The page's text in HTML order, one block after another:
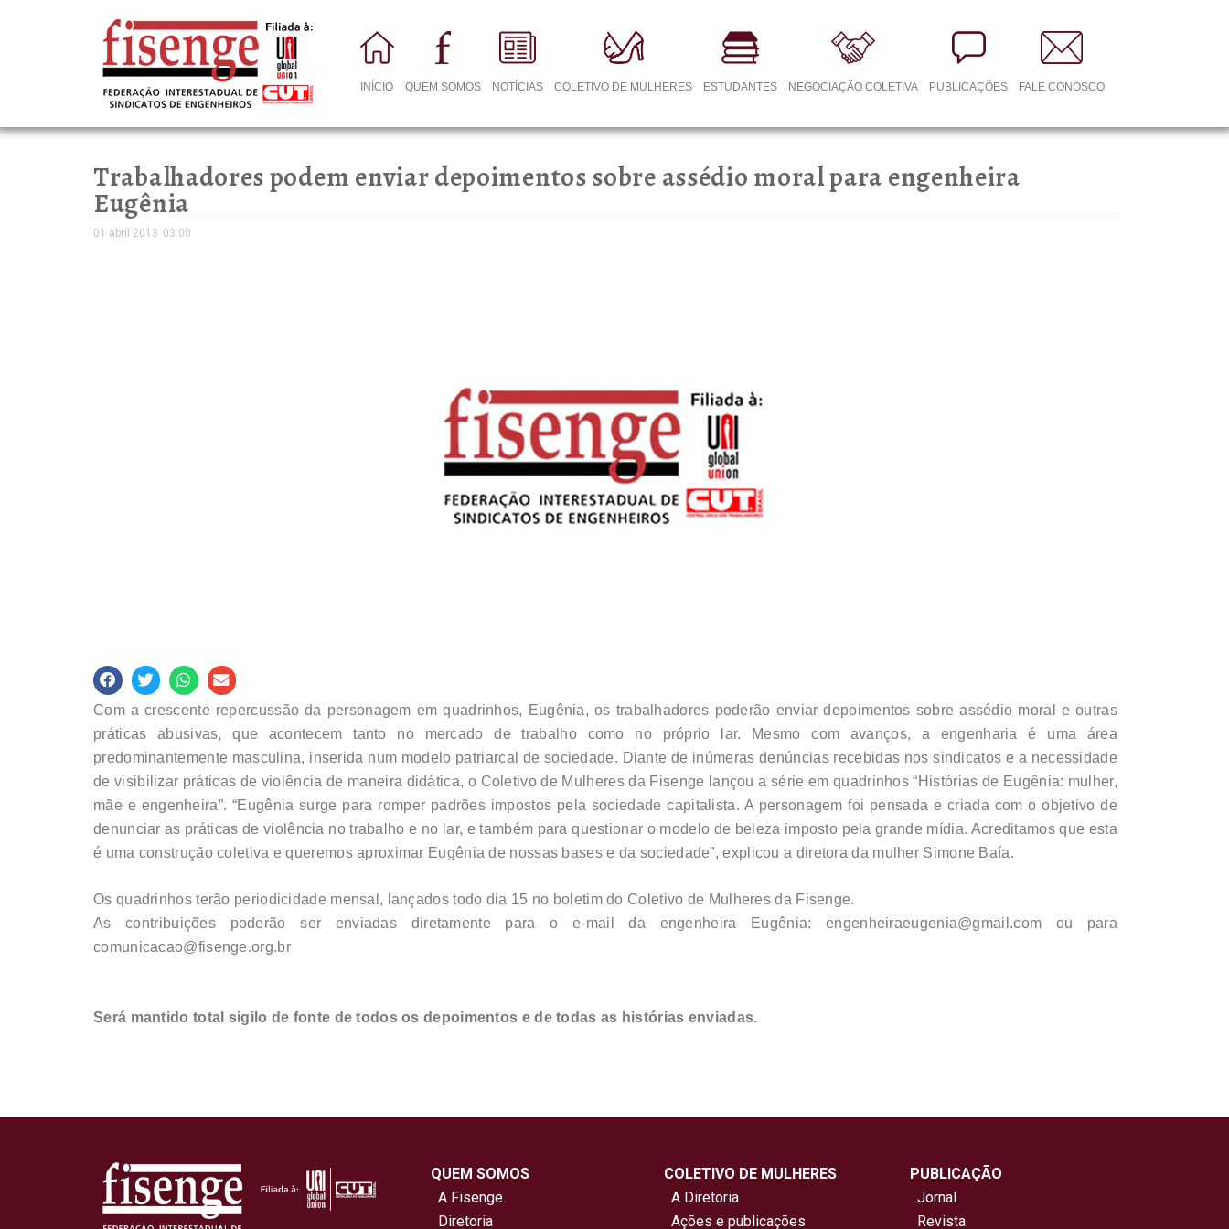
INÍCIO QUEM SOMOS NOTÍCIAS COLETIVO DE MULHERES ESTUDANTES NEGOCIAÇÃO COLETIVA PUBLICAÇÕES FALE CONOSCO
Trabalhadores podem enviar depoimentos sobre assédio moral para engenheira
Eugênia
01 abril 2013 03:00
Com a crescente repercussão da personagem em quadrinhos, Eugênia, os trabalhadores poderão enviar depoimentos sobre assédio moral e outras
práticas abusivas, que acontecem tanto no mercado de trabalho como no próprio lar. Mesmo com avanços, a engenharia é uma área
predominantemente masculina, inserida num modelo patriarcal de sociedade. Diante de inúmeras denúncias recebidas nos sindicatos e a necessidade
de visibilizar práticas de violência de maneira didática, o Coletivo de Mulheres da Fisenge lançou a série em quadrinhos “Histórias de Eugênia: mulher,
mãe e engenheira”. “Eugênia surge para romper padrões impostos pela sociedade capitalista. A personagem foi pensada e criada com o objetivo de
denunciar as práticas de violência no trabalho e no lar, e também para questionar o modelo de beleza imposto pela grande mídia. Acreditamos que esta
é uma construção coletiva e queremos aproximar Eugênia de nossas bases e da sociedade”, explicou a diretora da mulher Simone Baía.
Os quadrinhos terão periodicidade mensal, lançados todo dia 15 no boletim do Coletivo de Mulheres da Fisenge.
As contribuições poderão ser enviadas diretamente para o e-mail da engenheira Eugênia: engenheiraeugenia@gmail.com ou para
comunicacao@fisenge.org.br
Será mantido total sigilo de fonte de todos os depoimentos e de todas as histórias enviadas.
QUEM SOMOS
A Fisenge
Diretoria
COLETIVO DE MULHERES
A Diretoria
Ações e publicações
PUBLICAÇÃO
Jornal
Revista